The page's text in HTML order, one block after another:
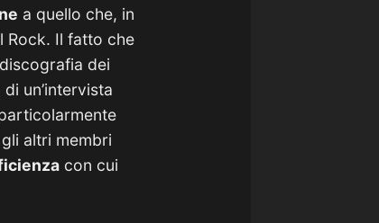
a quello che, in
Rock. Il fatto che
dei
un’intervista
altri membri
con cui